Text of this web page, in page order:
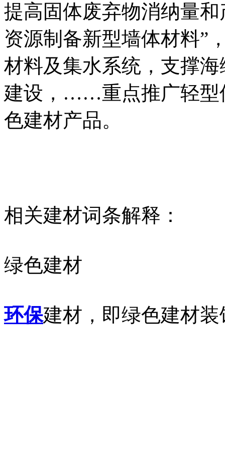
提高固体废弃物消纳量
资源制备新型墙体材料”
材料及集水系统，支撑
建设，……重点推广轻型
色建材产品。
相关建材词条解释：
绿色建材
环保建材，即绿色建材